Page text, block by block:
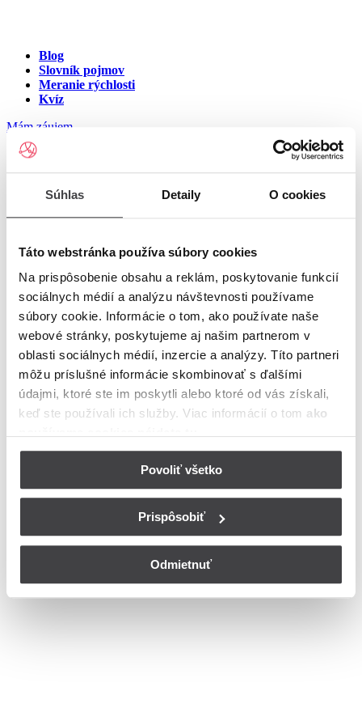
Súhlas Detaily O cookies
Táto webstránka používa súbory cookies
Na prispôsobenie obsahu a reklám, poskytovanie funkcií
sociálnych médií a analýzu návštevnosti používame
súbory cookie. Informácie o tom, ako používate naše
webové stránky, poskytujeme aj našim partnerom v
oblasti sociálnych médií, inzercie a analýzy. Títo partneri
môžu príslušné informácie skombinovať s ďalšími
údajmi, ktoré ste im poskytli alebo ktoré od vás získali,
keď ste používali ich služby. Viac informácií o tom ako
Povoliť všetko
Prispôsobiť
Odmietnuť
Blog
Slovník pojmov
Meranie rýchlosti
Kvíz
Mám záujem
Internet na ulici Staničná,
Brezno
Zadajte číslo vchodu pre zobrazenie ponuky internetu v meste
Zadajte číslo domu/vchodupre zobrazenie ponuky internetu v
lokalite Brezno
Zoznam čísiel domov/vchodov na ulici Staničná v
meste Brezno
Bohužiaľ, nedisponujeme zoznamom dostupných čísiel vchodov na
ulici Staničná v meste Brezno.
© Copyright 2026 Nastavenia cookies